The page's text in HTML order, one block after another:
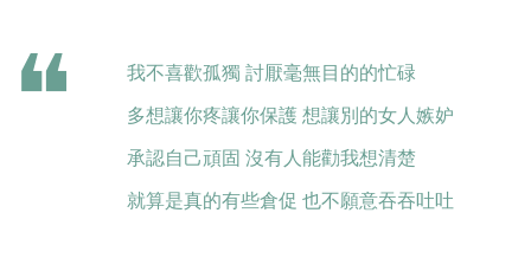
我不喜歡孤獨 討厭毫無目的的忙碌
多想讓你疼讓你保護 想讓別的女人嫉妒
承認自己頑固 沒有人能勸我想清楚
就算是真的有些倉促 也不願意吞吞吐吐